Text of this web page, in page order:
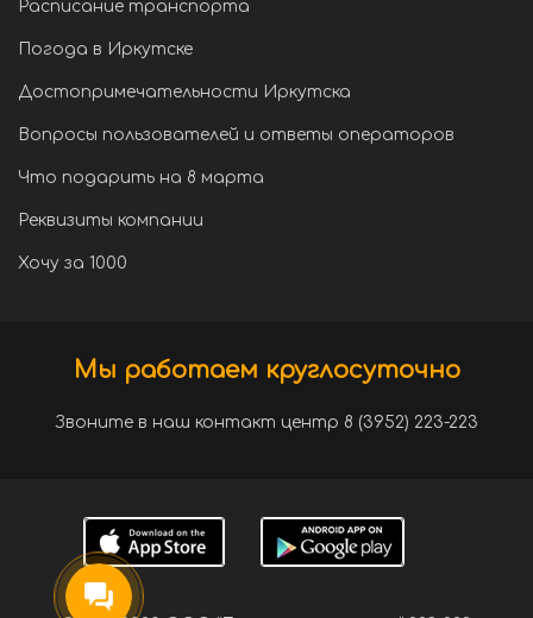
Расписание транспорта
Погода в Иркутске
Достопримечательности Иркутска
Вопросы пользователей и ответы операторов
Что подарить на 8 марта
Реквизиты компании
Хочу за 1000
Мы работаем круглосуточно
Звоните в наш контакт центр 8 (3952) 223-223